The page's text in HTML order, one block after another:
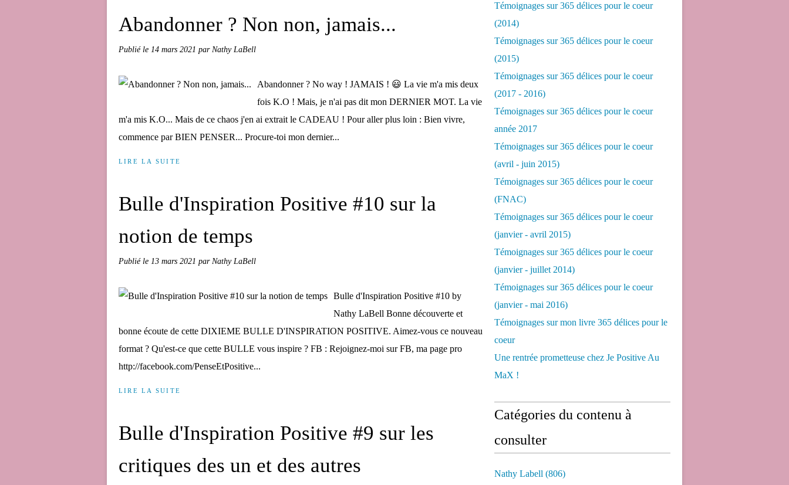
Abandonner ? Non non, jamais...
Publié le 14 mars 2021 par Nathy LaBell
Abandonner ? No way ! JAMAIS ! 😃 La vie m'a mis deux
fois K.O ! Mais, je n'ai pas dit mon DERNIER MOT. La vie
m'a mis K.O... Mais de ce chaos j'en ai extrait le CADEAU ! Pour aller plus loin : Bien vivre,
commence par BIEN PENSER... Procure-toi mon dernier...
LIRE LA SUITE
Bulle d'Inspiration Positive #10 sur la
notion de temps
Publié le 13 mars 2021 par Nathy LaBell
Bulle d'Inspiration Positive #10 by
Nathy LaBell Bonne découverte et
bonne écoute de cette DIXIEME BULLE D'INSPIRATION POSITIVE. Aimez-vous ce nouveau
format ? Qu'est-ce que cette BULLE vous inspire ? FB : Rejoignez-moi sur FB, ma page pro
http://facebook.com/PenseEtPositive...
LIRE LA SUITE
Bulle d'Inspiration Positive #9 sur les
critiques des un et des autres
Témoignages sur 365 délices pour le coeur
(2014)
Témoignages sur 365 délices pour le coeur
(2015)
Témoignages sur 365 délices pour le coeur
(2017 - 2016)
Témoignages sur 365 délices pour le coeur
année 2017
Témoignages sur 365 délices pour le coeur
(avril - juin 2015)
Témoignages sur 365 délices pour le coeur
(FNAC)
Témoignages sur 365 délices pour le coeur
(janvier - avril 2015)
Témoignages sur 365 délices pour le coeur
(janvier - juillet 2014)
Témoignages sur 365 délices pour le coeur
(janvier - mai 2016)
Témoignages sur mon livre 365 délices pour le
coeur
Une rentrée prometteuse chez Je Positive Au
MaX !
Catégories du contenu à
consulter
Nathy Labell (806)